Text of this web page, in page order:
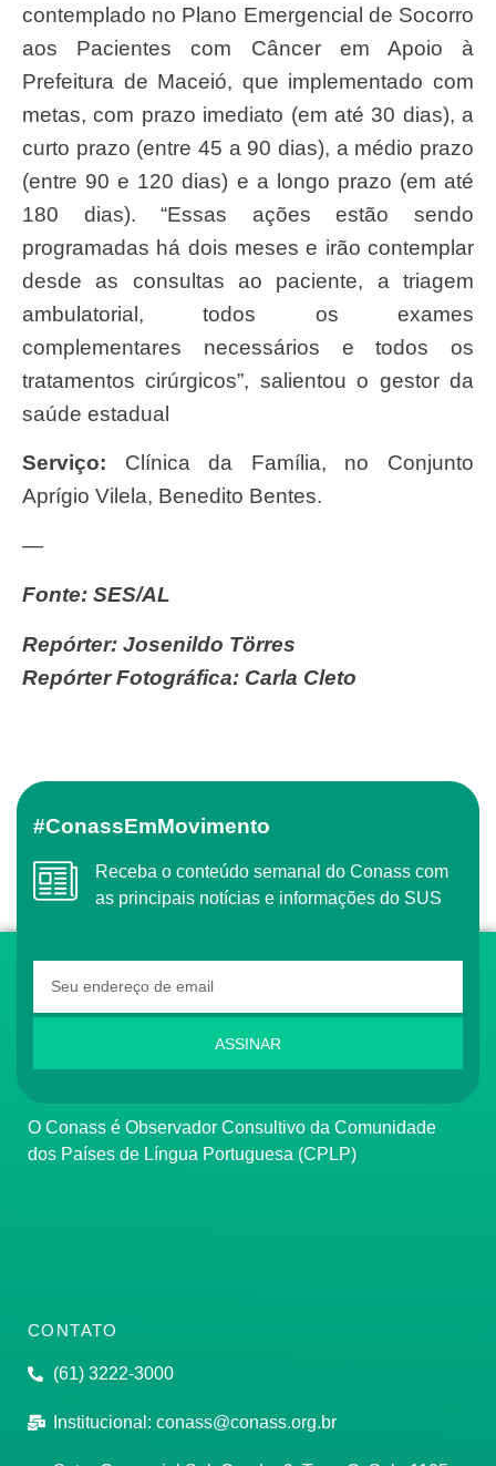
contemplado no Plano Emergencial de Socorro
aos Pacientes com Câncer em Apoio à
Prefeitura de Maceió, que implementado com
metas, com prazo imediato (em até 30 dias), a
curto prazo (entre 45 a 90 dias), a médio prazo
(entre 90 e 120 dias) e a longo prazo (em até
180 dias). “Essas ações estão sendo
programadas há dois meses e irão contemplar
desde as consultas ao paciente, a triagem
ambulatorial, todos os exames
complementares necessários e todos os
tratamentos cirúrgicos”, salientou o gestor da
saúde estadual
Serviço: Clínica da Família, no Conjunto
Aprígio Vilela, Benedito Bentes.
—
Fonte: SES/AL
Repórter: Josenildo Törres
Repórter Fotográfica: Carla Cleto
#ConassEmMovimento
Receba o conteúdo semanal do Conass com
as principais notícias e informações do SUS
ASSINAR
O Conass é Observador Consultivo da Comunidade
dos Países de Língua Portuguesa (CPLP)
CONTATO
(61) 3222-3000
Institucional: conass@conass.org.br